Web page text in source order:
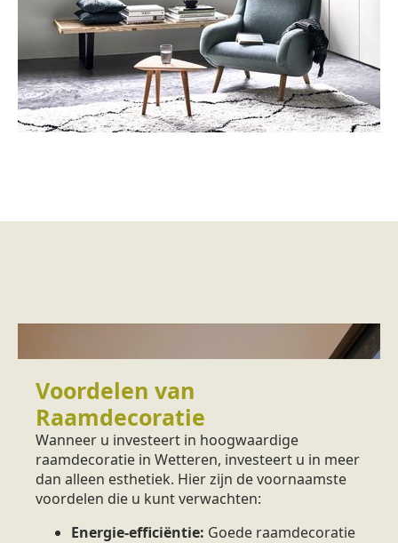
Voordelen van
Raamdecoratie
Wanneer u investeert in hoogwaardige
raamdecoratie in Wetteren, investeert u in meer
dan alleen esthetiek. Hier zijn de voornaamste
voordelen die u kunt verwachten:
Energie-efficiëntie: Goede raamdecoratie